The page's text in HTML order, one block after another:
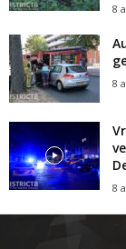
8
8
8